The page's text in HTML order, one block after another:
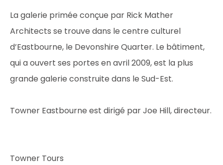
La galerie primée conçue par Rick Mather
Architects se trouve dans le centre culturel
d’Eastbourne, le Devonshire Quarter. Le bâtiment,
qui a ouvert ses portes en avril 2009, est la plus
grande galerie construite dans le Sud-Est.
Towner Eastbourne est dirigé par Joe Hill, directeur.
Towner Tours